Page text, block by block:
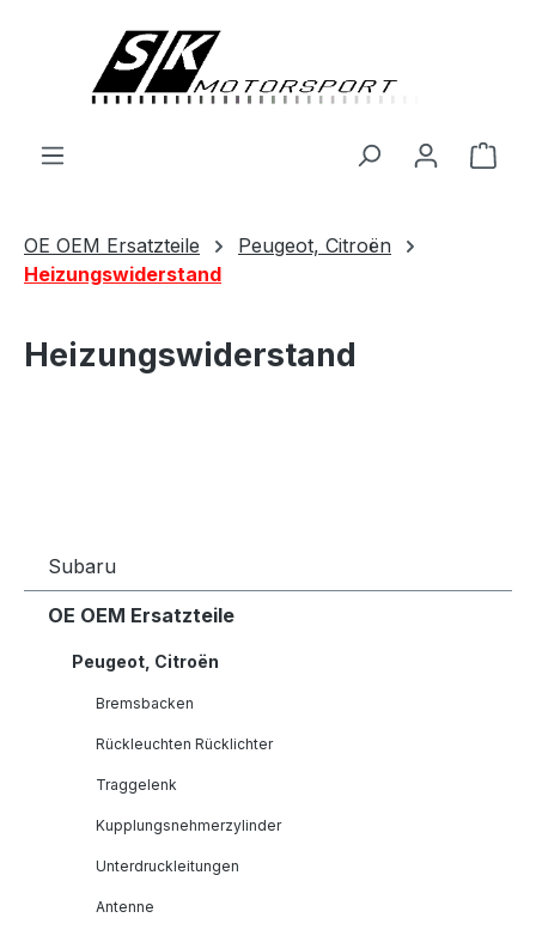
OE OEM Ersatzteile
Peugeot, Citroën
Heizungswiderstand
Heizungswiderstand
Subaru
OE OEM Ersatzteile
Peugeot, Citroën
Bremsbacken
Rückleuchten Rücklichter
Traggelenk
Kupplungsnehmerzylinder
Unterdruckleitungen
Antenne